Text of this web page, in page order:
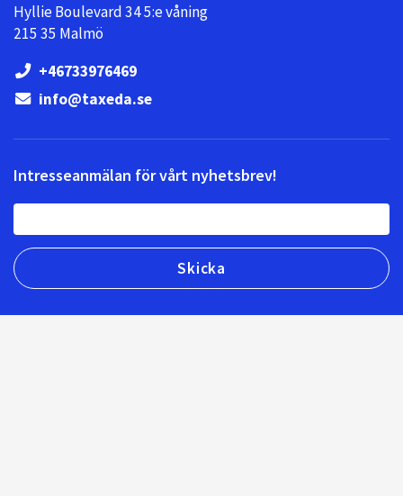
Hyllie Boulevard 34 5:e våning
215 35 Malmö
+46733976469
info@taxeda.se
Intresseanmälan för vårt nyhetsbrev!